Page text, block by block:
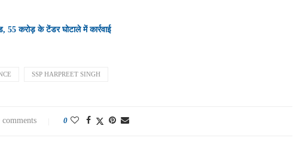
करोड़ के टेंडर घोटाले में कार्रवाई
SSP HARPREET SINGH
comments 0